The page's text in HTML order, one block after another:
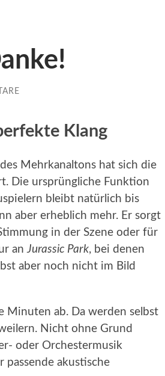
Klang
Mehrkanaltons hat sich die
Die ursprüngliche Funktion
bleibt natürlich bis
aber erheblich mehr. Er sorgt
in der Szene oder für
an Jurassic Park, bei denen
aber noch nicht im Bild
Minuten ab. Da werden selbst
Nicht ohne Grund
oder Orchestermusik
passende akustische